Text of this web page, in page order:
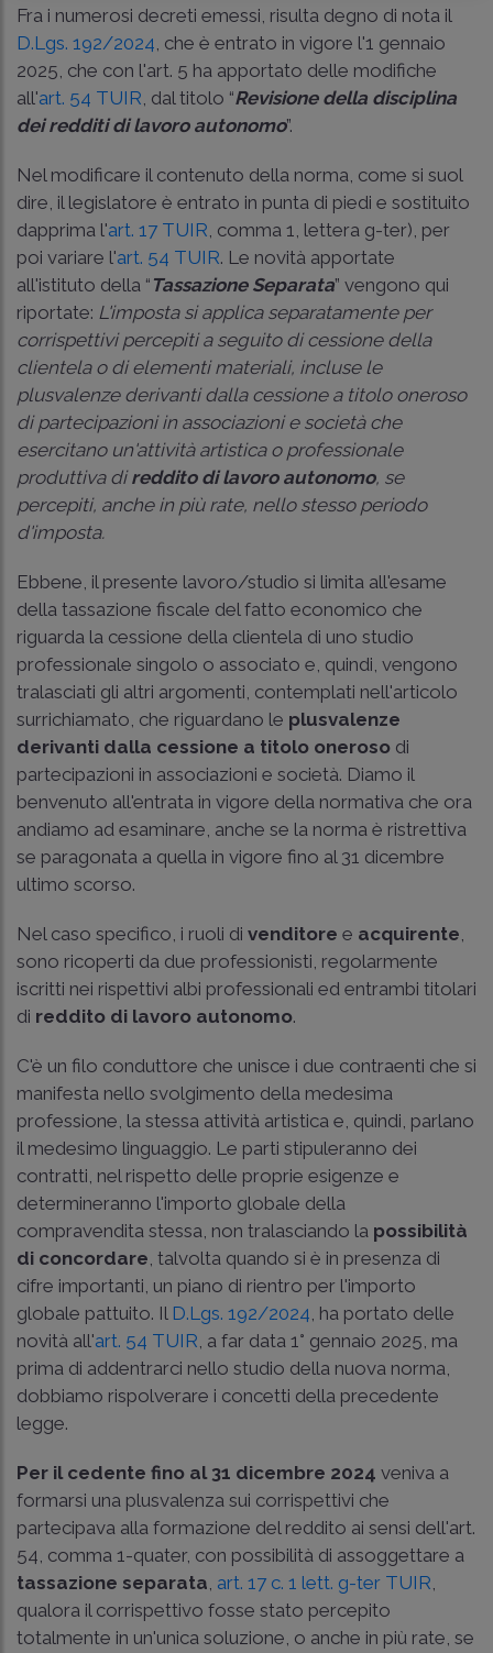
Fra i numerosi decreti emessi, risulta degno di nota il
D.Lgs. 192/2024, che è entrato in vigore l'1 gennaio
2025, che con l'art. 5 ha apportato delle modifiche
all'art. 54 TUIR, dal titolo “Revisione della disciplina
dei redditi di lavoro autonomo”.
Nel modificare il contenuto della norma, come si suol
dire, il legislatore è entrato in punta di piedi e sostituito
dapprima l'art. 17 TUIR, comma 1, lettera g-ter), per
poi variare l'art. 54 TUIR. Le novità apportate
all'istituto della “ Tassazione Separata” vengono qui
riportate: L'imposta si applica separatamente per
corrispettivi percepiti a seguito di cessione della
clientela o di elementi materiali, incluse le
plusvalenze derivanti dalla cessione a titolo oneroso
di partecipazioni in associazioni e società che
esercitano un'attività artistica o professionale
produttiva direddito di lavoro autonomo, se
percepiti, anche in più rate, nello stesso periodo
d'imposta.
Ebbene, il presente lavoro/studio si limita all'esame
della tassazione fiscale del fatto economico che
riguarda la cessione della clientela di uno studio
professionale singolo o associato e, quindi, vengono
tralasciati gli altri argomenti, contemplati nell'articolo
surrichiamato, che riguardano le plusvalenze
derivanti dalla cessione a titolo oneroso di
partecipazioni in associazioni e società. Diamo il
benvenuto all'entrata in vigore della normativa che ora
andiamo ad esaminare, anche se la norma è ristrettiva
se paragonata a quella in vigore fino al 31 dicembre
ultimo scorso.
Nel caso specifico, i ruoli di venditore e acquirente,
sono ricoperti da due professionisti, regolarmente
iscritti nei rispettivi albi professionali ed entrambi titolari
di reddito di lavoro autonomo.
C'è un filo conduttore che unisce i due contraenti che si
manifesta nello svolgimento della medesima
professione, la stessa attività artistica e, quindi, parlano
il medesimo linguaggio. Le parti stipuleranno dei
contratti, nel rispetto delle proprie esigenze e
determineranno l'importo globale della
compravendita stessa, non tralasciando la possibilità
di concordare, talvolta quando si è in presenza di
cifre importanti, un piano di rientro per l'importo
globale pattuito. Il D.Lgs. 192/2024, ha portato delle
novità all'art. 54 TUIR, a far data 1° gennaio 2025, ma
prima di addentrarci nello studio della nuova norma,
dobbiamo rispolverare i concetti della precedente
legge.
Per il cedente fino al 31 dicembre 2024 veniva a
formarsi una plusvalenza sui corrispettivi che
partecipava alla formazione del reddito ai sensi dell'art.
54, comma 1-quater, con possibilità di assoggettare a
tassazione separata, art. 17 c. 1 lett. g-ter TUIR,
qualora il corrispettivo fosse stato percepito
totalmente in un'unica soluzione, o anche in più rate, se